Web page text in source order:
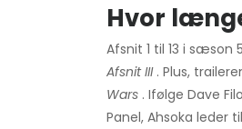
Hvor
Afsnit 1 til 13 i
Afsnit III. Plus,
Wars . Ifølge Dave
Panel, Ahsoka leder